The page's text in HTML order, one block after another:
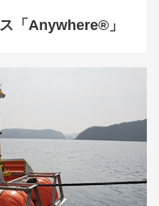
「Anywhere®」